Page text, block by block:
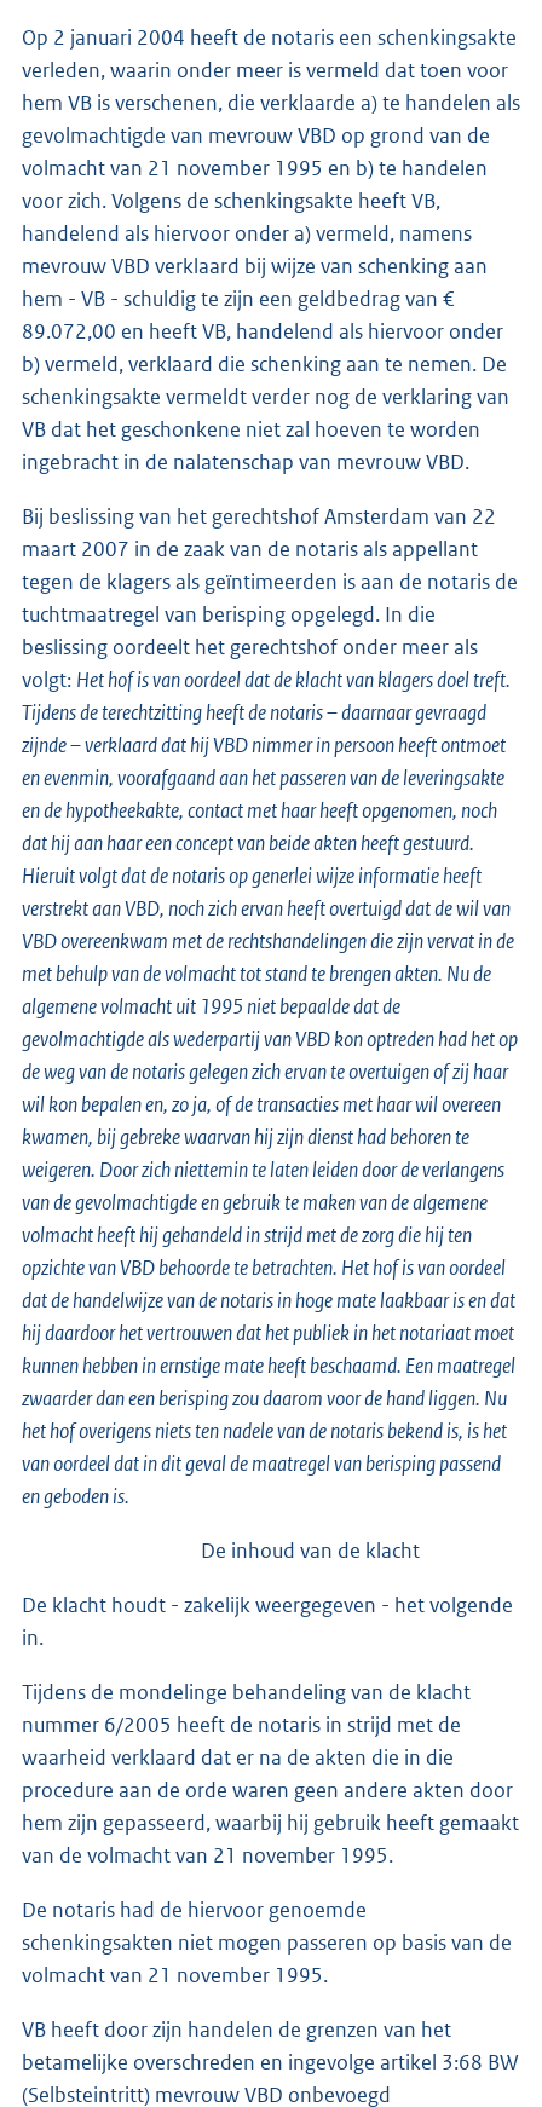
Op 2 januari 2004 heeft de notaris een schenkingsakte
verleden, waarin onder meer is vermeld dat toen voor
hem VB is verschenen, die verklaarde a) te handelen als
gevolmachtigde van mevrouw VBD op grond van de
volmacht van 21 november 1995 en b) te handelen
voor zich. Volgens de schenkingsakte heeft VB,
handelend als hiervoor onder a) vermeld, namens
mevrouw VBD verklaard bij wijze van schenking aan
hem - VB - schuldig te zijn een geldbedrag van €
89.072,00 en heeft VB, handelend als hiervoor onder
b) vermeld, verklaard die schenking aan te nemen. De
schenkingsakte vermeldt verder nog de verklaring van
VB dat het geschonkene niet zal hoeven te worden
ingebracht in de nalatenschap van mevrouw VBD.
Bij beslissing van het gerechtshof Amsterdam van 22
maart 2007 in de zaak van de notaris als appellant
tegen de klagers als geïntimeerden is aan de notaris de
tuchtmaatregel van berisping opgelegd. In die
beslissing oordeelt het gerechtshof onder meer als
volgt: Het hof is van oordeel dat de klacht van klagers doel treft.
Tijdens de terechtzitting heeft de notaris – daarnaar gevraagd
zijnde – verklaard dat hij VBD nimmer in persoon heeft ontmoet
en evenmin, voorafgaand aan het passeren van de leveringsakte
en de hypotheekakte, contact met haar heeft opgenomen, noch
dat hij aan haar een concept van beide akten heeft gestuurd.
Hieruit volgt dat de notaris op generlei wijze informatie heeft
verstrekt aan VBD, noch zich ervan heeft overtuigd dat de wil van
VBD overeenkwam met de rechtshandelingen die zijn vervat in de
met behulp van de volmacht tot stand te brengen akten. Nu de
algemene volmacht uit 1995 niet bepaalde dat de
gevolmachtigde als wederpartij van VBD kon optreden had het op
de weg van de notaris gelegen zich ervan te overtuigen of zij haar
wil kon bepalen en, zo ja, of de transacties met haar wil overeen
kwamen, bij gebreke waarvan hij zijn dienst had behoren te
weigeren. Door zich niettemin te laten leiden door de verlangens
van de gevolmachtigde en gebruik te maken van de algemene
volmacht heeft hij gehandeld in strijd met de zorg die hij ten
opzichte van VBD behoorde te betrachten. Het hof is van oordeel
dat de handelwijze van de notaris in hoge mate laakbaar is en dat
hij daardoor het vertrouwen dat het publiek in het notariaat moet
kunnen hebben in ernstige mate heeft beschaamd. Een maatregel
zwaarder dan een berisping zou daarom voor de hand liggen. Nu
het hof overigens niets ten nadele van de notaris bekend is, is het
van oordeel dat in dit geval de maatregel van berisping passend
en geboden is.
De inhoud van de klacht
De klacht houdt - zakelijk weergegeven - het volgende
in.
Tijdens de mondelinge behandeling van de klacht
nummer 6/2005 heeft de notaris in strijd met de
waarheid verklaard dat er na de akten die in die
procedure aan de orde waren geen andere akten door
hem zijn gepasseerd, waarbij hij gebruik heeft gemaakt
van de volmacht van 21 november 1995.
De notaris had de hiervoor genoemde
schenkingsakten niet mogen passeren op basis van de
volmacht van 21 november 1995.
VB heeft door zijn handelen de grenzen van het
betamelijke overschreden en ingevolge artikel 3:68 BW
(Selbsteintritt) mevrouw VBD onbevoegd